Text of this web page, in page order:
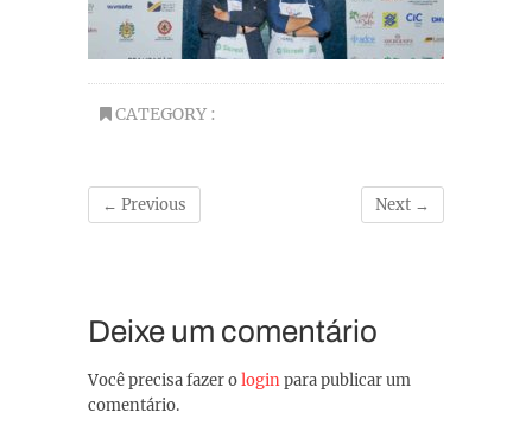
CATEGORY :
← Previous Next →
Deixe um comentário
Você precisa fazer ologinpara publicar um
comentário.